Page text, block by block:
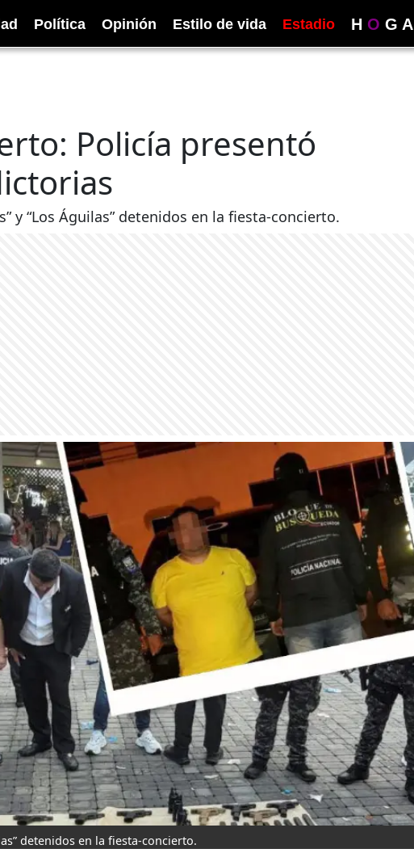
Política Opinión Estilo de vida Estadio H O G A
Policía presentó
y “Los Águilas” detenidos en la fiesta-concierto.
detenidos en la fiesta-concierto.